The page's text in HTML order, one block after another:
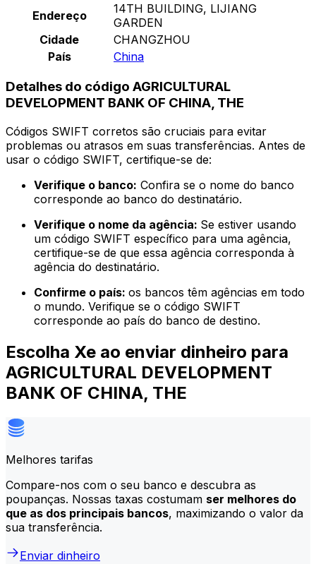
Endereço
14TH BUILDING, LIJIANG
GARDEN
Cidade
CHANGZHOU
País
China
Detalhes do código AGRICULTURAL
DEVELOPMENT BANK OF CHINA, THE
Códigos SWIFT corretos são cruciais para evitar
problemas ou atrasos em suas transferências. Antes de
usar o código SWIFT, certifique-se de:
Verifique o banco: Confira se o nome do banco
corresponde ao banco do destinatário.
Verifique o nome da agência: Se estiver usando
um código SWIFT específico para uma agência,
certifique-se de que essa agência corresponda à
agência do destinatário.
Confirme o país: os bancos têm agências em todo
o mundo. Verifique se o código SWIFT
corresponde ao país do banco de destino.
Escolha Xe ao enviar dinheiro para
AGRICULTURAL DEVELOPMENT
BANK OF CHINA, THE
Melhores tarifas
Compare-nos com o seu banco e descubra as
poupanças. Nossas taxas costumam ser melhores do
que as dos principais bancos, maximizando o valor da
sua transferência.
Enviar dinheiro